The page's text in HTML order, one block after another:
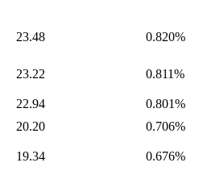
23.48 0.820%
23.22 0.811%
22.94 0.801%
20.20 0.706%
19.34 0.676%